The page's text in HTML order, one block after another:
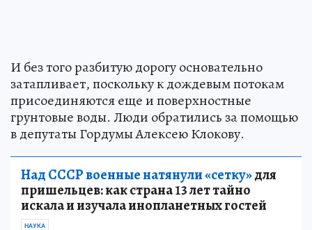
И без того разбитую дорогу основательно
затапливает, поскольку к дождевым потокам
присоединяются еще и поверхностные
грунтовые воды. Люди обратились за помощью
в депутаты Гордумы Алексею Клокову.
Над СССР военные натянули «сетку»для
пришельцев: как страна 13 лет тайно
искала и изучала инопланетных гостей
НАУКА